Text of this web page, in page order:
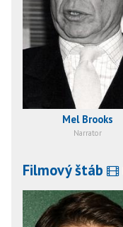
Mel Brooks
Narrator
Filmový štáb